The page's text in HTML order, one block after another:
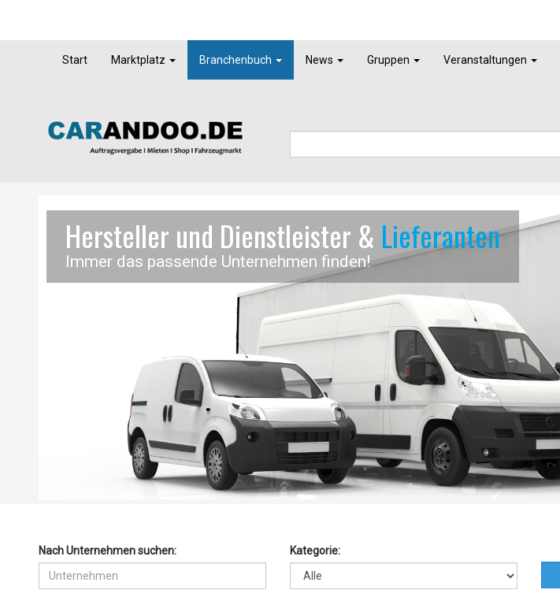
Start Marktplatz Branchenbuch News Gruppen Veranstaltungen
Hersteller und Dienstleister & Lieferanten
Immer das passende Unternehmen finden!
Nach Unternehmen suchen:
Kategorie: